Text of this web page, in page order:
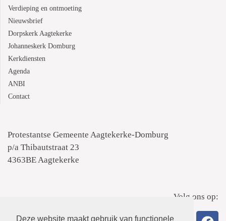
Deze website maakt gebruik van functionele
Verdieping en ontmoeting
Nieuwsbrief
Dorpskerk Aagtekerke
Johanneskerk Domburg
Kerkdiensten
Agenda
ANBI
Contact
Protestantse Gemeente Aagtekerke-Domburg
p/a Thibautstraat 23
4363BE Aagtekerke
Volg ons op: